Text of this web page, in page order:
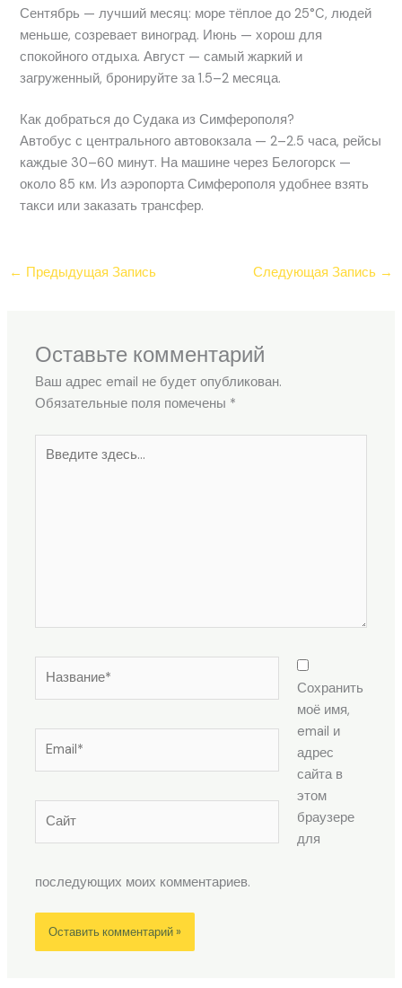
Сентябрь — лучший месяц: море тёплое до 25°C, людей
меньше, созревает виноград. Июнь — хорош для
спокойного отдыха. Август — самый жаркий и
загруженный, бронируйте за 1.5–2 месяца.
Как добраться до Судака из Симферополя?
Автобус с центрального автовокзала — 2–2.5 часа, рейсы
каждые 30–60 минут. На машине через Белогорск —
около 85 км. Из аэропорта Симферополя удобнее взять
такси или заказать трансфер.
← Предыдущая Запись Следующая Запись →
Оставьте комментарий
Ваш адрес email не будет опубликован.
Обязательные поля помечены *
здесь...
Сохранить
моё имя,
email и
адрес
сайта в
этом
браузере
для
последующих моих комментариев.